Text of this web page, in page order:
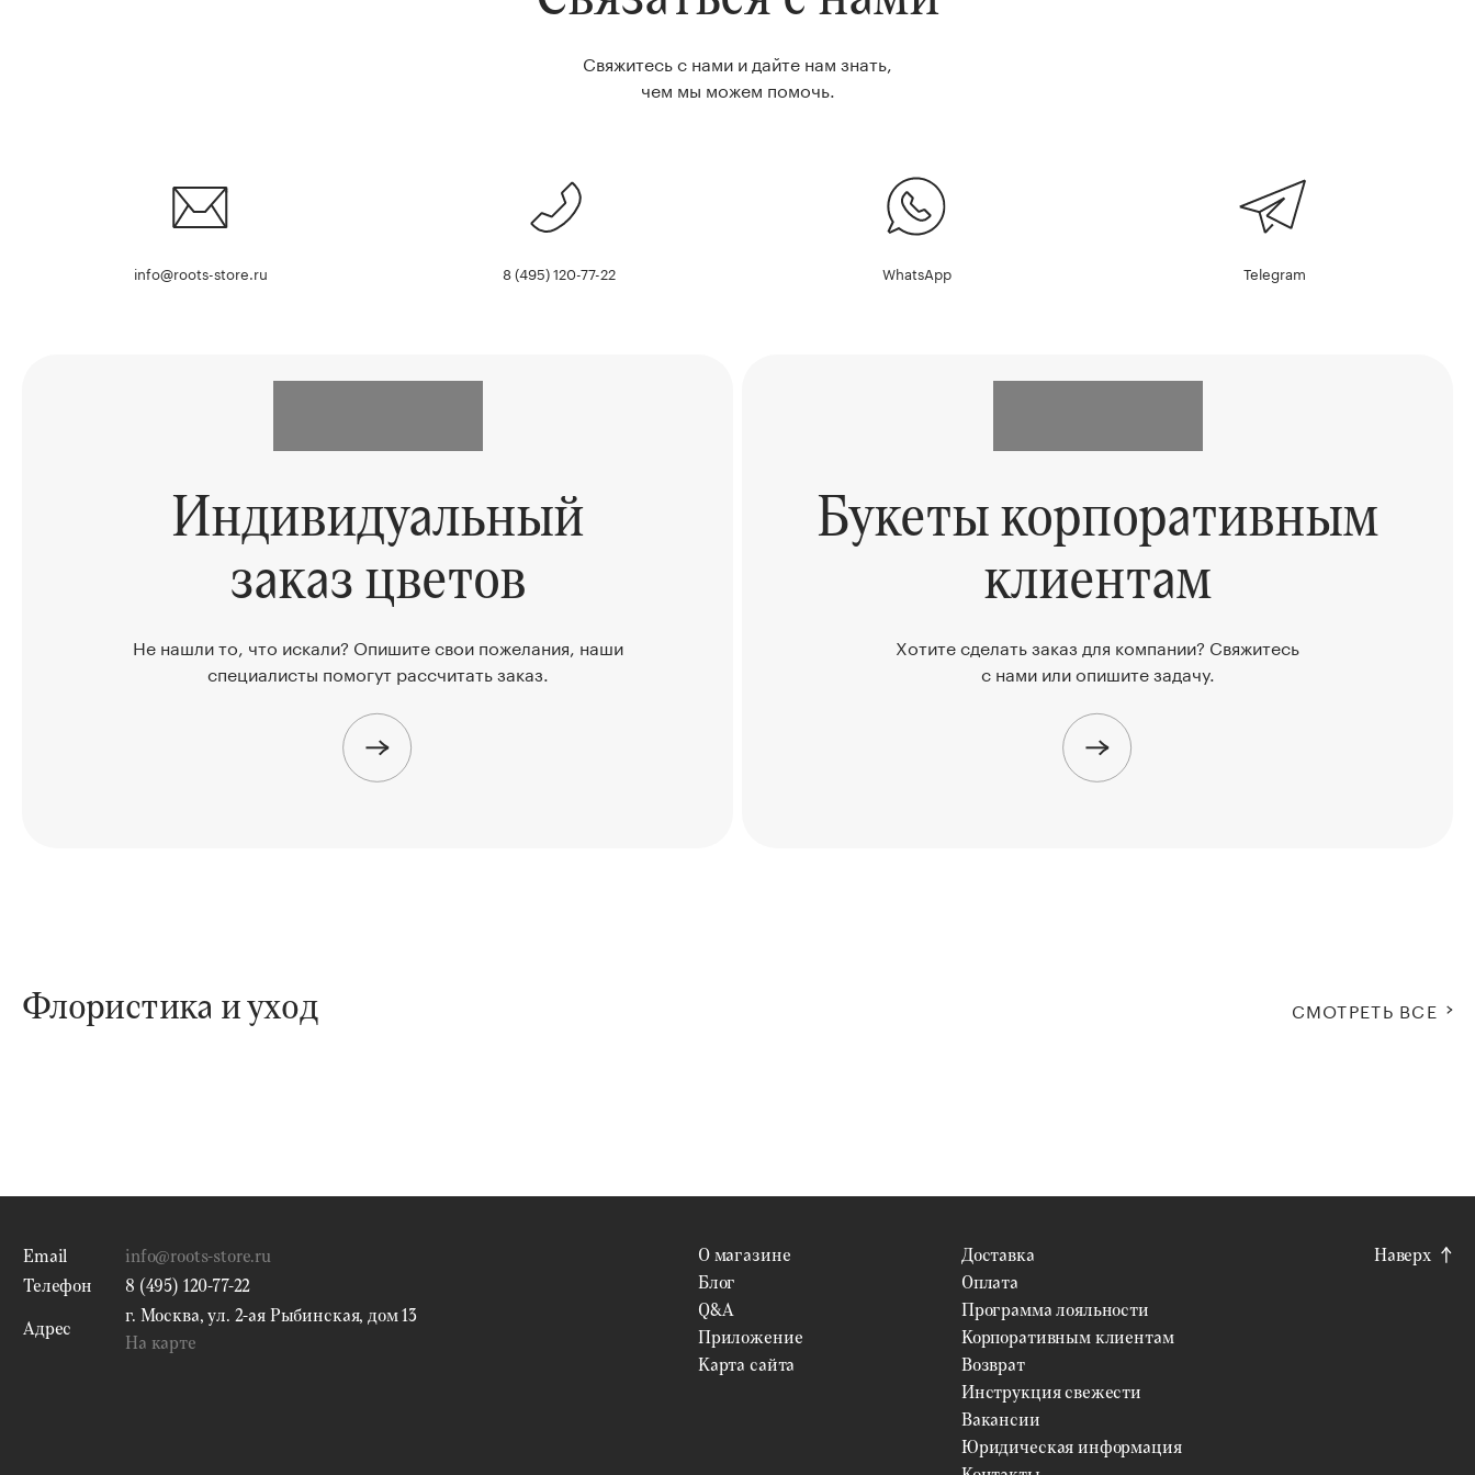
Свяжитесь с нами и дайте нам знать,
чем мы можем помочь.
info@roots-store.ru 8 (495) 120-77-22 WhatsApp Telegram
Индивидуальный
заказ цветов
Не нашли то, что искали? Опишите свои пожелания, наши
специалисты помогут рассчитать заказ.
Букеты корпоративным
клиентам
Хотите сделать заказ для компании? Свяжитесь
с нами или опишите задачу.
Флористика и уход СМОТРЕТЬ ВСЕ
Email
info@roots-store.ru
Телефон
8 (495) 120-77-22
Адрес
г. Москва, ул. 2-ая Рыбинская, дом 13
На карте
О магазине
Блог
Q&A
Приложение
Карта сайта
Доставка
Оплата
Программа лояльности
Корпоративным клиентам
Возврат
Инструкция свежести
Вакансии
Юридическая информация
Наверх